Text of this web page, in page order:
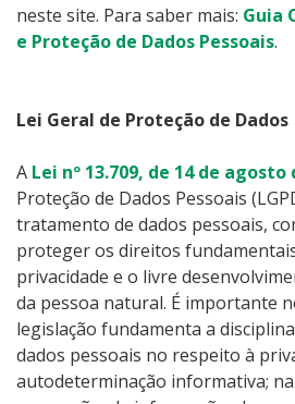
neste site. Para saber mais: Guia
e Proteção de Dados Pessoais.
Lei Geral de Proteção de Dados
A Lei nº 13.709, de 14 de agosto
Proteção de Dados Pessoais
tratamento de dados pessoais,
proteger os direitos
privacidade e o livre
da pessoa natural. É importante
legislação fundamenta a
dados pessoais no respeito à
autodeterminação informativa;